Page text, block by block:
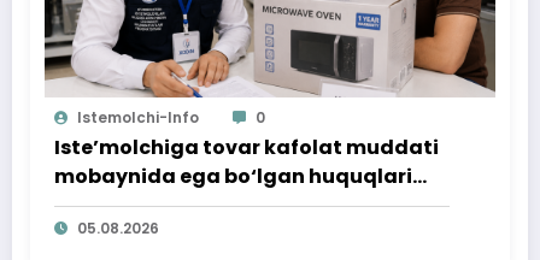
Istemolchi-Info 0
Iste’molchiga tovar kafolat muddati
mobaynida ega bo‘lgan huquqlari
ta’minlab berildi
05.08.2026